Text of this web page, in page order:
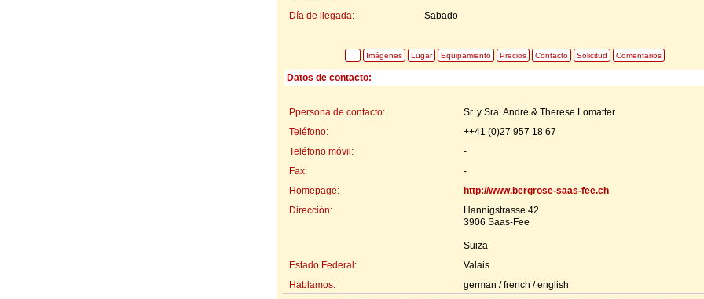
Día de llegada:
Sabado
Imágenes Lugar Equipamiento Precios Contacto Solicitud Comentarios
Datos de contacto:
Ppersona de contacto:
Sr. y Sra. André & Therese Lomatter
Teléfono:
++41 (0)27 957 18 67
Teléfono móvil:
-
Fax:
-
Homepage:
http://www.bergrose-saas-fee.ch
Dirección:
Hannigstrasse 42
3906 Saas-Fee
Suiza
Estado Federal:
Valais
Hablamos:
german / french / english